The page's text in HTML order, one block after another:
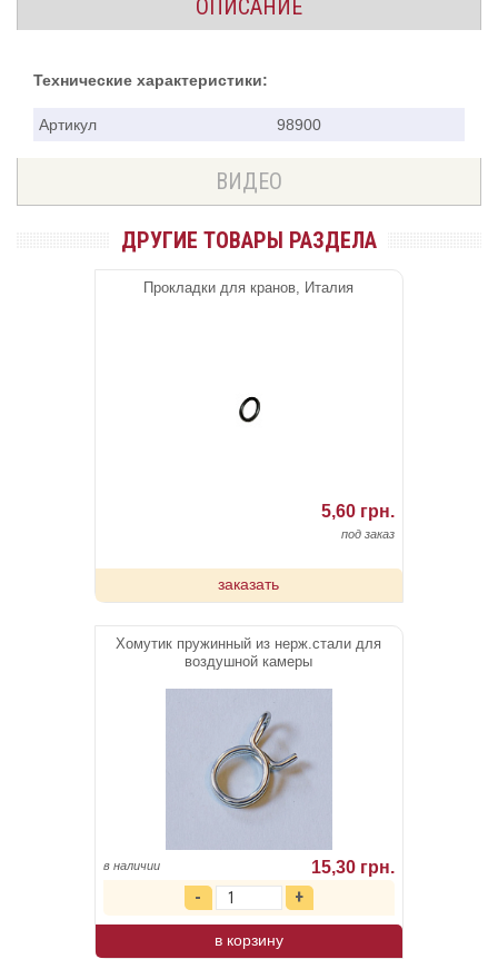
ОПИСАНИЕ
Технические характеристики:
Артикул 98900
ВИДЕО
ДРУГИЕ ТОВАРЫ РАЗДЕЛА
Прокладки для кранов, Италия
5,60 грн.
под заказ
заказать
Хомутик пружинный из нерж.стали для
воздушной камеры
в наличии 15,30 грн.
в корзину